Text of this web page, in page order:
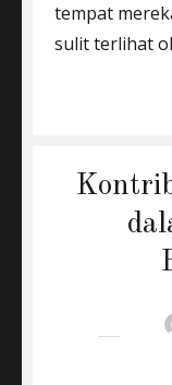
tempat
sulit terlihat